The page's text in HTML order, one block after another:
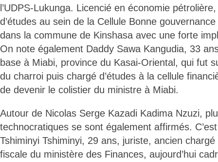
l’UDPS-Lukunga. Licencié en économie
d’études au sein de la Cellule Bonne
dans la commune de Kinshasa avec une forte
On note également Daddy Sawa Kangudia, 33
base à Miabi, province du Kasai-Oriental, qui fut
du charroi puis chargé d’études à la cellule
de devenir le colistier du ministre à Miabi.
Autour de Nicolas Serge Kazadi Kadima Nzuzi,
technocratiques se sont également affirmés.
Tshiminyi Tshiminyi, 29 ans, juriste, ancien chargé
fiscale du ministère des Finances, aujourd’hui